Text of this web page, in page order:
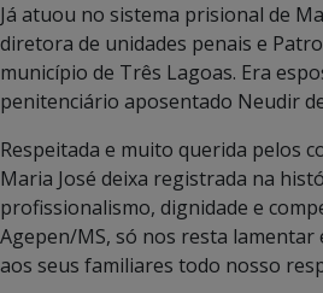
Já atuou no sistema prisional de
diretora de unidades penais e
município de Três Lagoas. Era
penitenciário aposentado Neudir
Respeitada e muito querida pelos
Maria José deixa registrada na
profissionalismo, dignidade e
Agepen/MS, só nos resta lamentar
aos seus familiares todo nosso